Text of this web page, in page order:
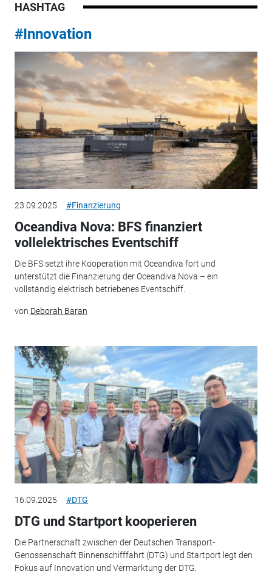
HASHTAG
#Innovation
23.09.2025 #Finanzierung
Oceandiva Nova: BFS finanziert
vollelektrisches Eventschiff
Die BFS setzt ihre Kooperation mit Oceandiva fort und
unterstützt die Finanzierung der Oceandiva Nova – ein
vollständig elektrisch betriebenes Eventschiff.
von Deborah Baran
16.09.2025 #DTG
DTG und Startport kooperieren
Die Partnerschaft zwischen der Deutschen Transport-
Genossenschaft Binnenschifffahrt (DTG) und Startport legt den
Fokus auf Innovation und Vermarktung der DTG.